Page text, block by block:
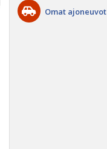
Omat ajoneuvot